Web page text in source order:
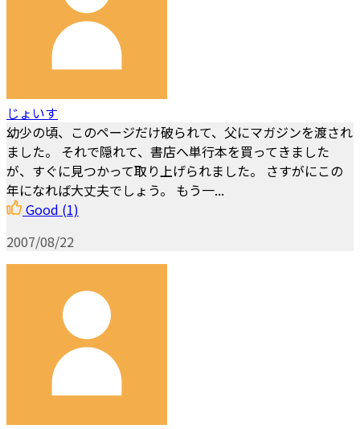
じょいす
幼少の頃、このページだけ破られて、父にマガジンを渡され
ました。 それで隠れて、書店へ単行本を買ってきました
が、すぐに見つかって取り上げられました。 さすがにこの
年になれば大丈夫でしょう。 もう一...
Good (1)
2007/08/22